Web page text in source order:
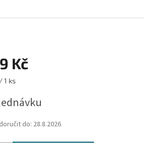
Kč
1 ks
do: 28.8.2026